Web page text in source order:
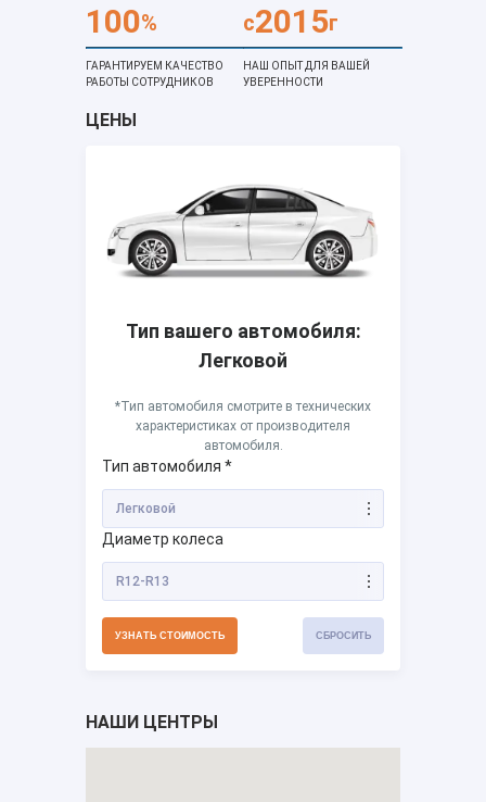
100%
ГАРАНТИРУЕМ КАЧЕСТВО
РАБОТЫ СОТРУДНИКОВ
c2015г
НАШ ОПЫТ ДЛЯ ВАШЕЙ
УВЕРЕННОСТИ
ЦЕНЫ
Тип автомобиля *
Легковой
Диаметр колеса
R12-R13
Тип вашего автомобиля:
Легковой
*Тип автомобиля смотрите в технических
характеристиках от производителя
автомобиля.
НАШИ ЦЕНТРЫ